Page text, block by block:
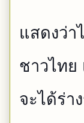
แสดงว่า
ชาวไทย
จะได้ร่า